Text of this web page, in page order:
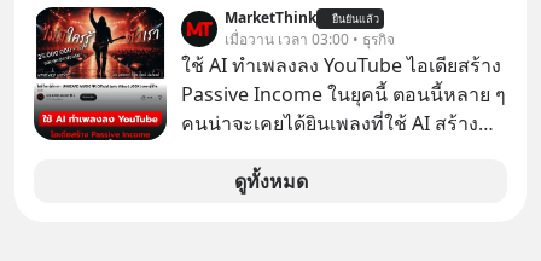
อาจต้องยอมจำนนและส่งมอบกุญแจ
ควบคุมโลกฮาร์ดแวร์ให้คู่แข่งอย่าง
ถาวร สงครามที่โลกมองข้ามนี้ดุเดือด
แค่ไหน? เลือกฟังกันได้เลยนะครับ อย่า
ลืมกด Follow ติดตาม PodCast ช่อง
ด้วยนะครับ 🎧 ฟังผ่าน Spotify :
MarketThink ยืนยันแล้ว
เมื่อวาน เวลา 03:00 • ธุรกิจ
ใช้ AI ทำเพลงลง YouTube ไอเดียสร้าง
Passive Income ในยุคนี้ ตอนนี้หลาย ๆ
คนน่าจะเคยได้ยินเพลงที่ใช้ AI สร้าง
รู้ตัวเรา” จากช่องชื่อว่า UNHEARD
ดูทั้งหมด